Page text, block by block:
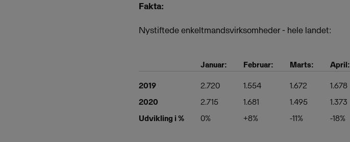
Fakta:
Nystiftede enkeltmandsvirksomheder - hele landet:
Januar: Februar: Marts: April:
2019 2.720 1.554 1.672 1.678
2020
2.715 1.681 1.495 1.373
Udvikling i %
0% +8% -11% -18%